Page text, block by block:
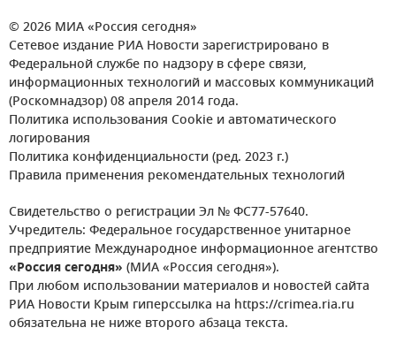
© 2026 МИА «Россия сегодня»
Сетевое издание РИА Новости зарегистрировано в
Федеральной службе по надзору в сфере связи,
информационных технологий и массовых коммуникаций
(Роскомнадзор) 08 апреля 2014 года.
Политика использования Cookie и автоматического
логирования
Политика конфиденциальности (ред. 2023 г.)
Правила применения рекомендательных технологий
Свидетельство о регистрации Эл № ФС77-57640.
Учредитель: Федеральное государственное унитарное
предприятие Международное информационное агентство
«Россия сегодня» (МИА «Россия сегодня»).
При любом использовании материалов и новостей сайта
РИА Новости Крым гиперссылка на https://crimea.ria.ru
обязательна не ниже второго абзаца текста.